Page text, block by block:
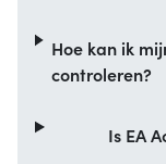
Hoe kan ik
controleren?
Is EA